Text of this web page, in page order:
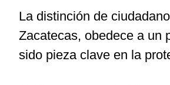
La distinción de
Zacatecas, obedece a un
sido pieza clave en la